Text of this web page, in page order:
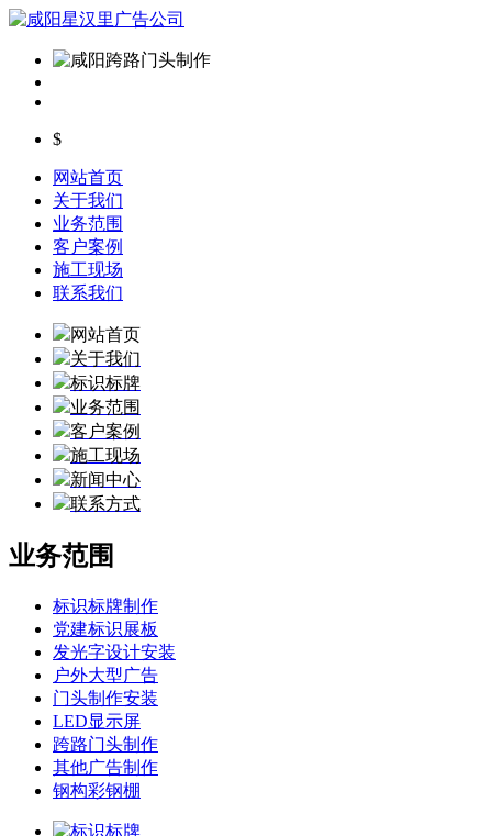
$
网站首页
关于我们
业务范围
客户案例
施工现场
联系我们
网站首页
关于我们
标识标牌
业务范围
客户案例
施工现场
新闻中心
联系方式
业务范围
标识标牌制作
党建标识展板
发光字设计安装
户外大型广告
门头制作安装
LED显示屏
跨路门头制作
其他广告制作
钢构彩钢棚